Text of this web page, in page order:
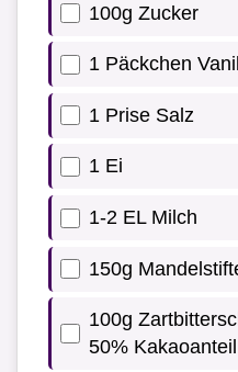
100g Zucker
1 Päckchen
1 Prise Salz
1 Ei
1-2 EL Milch
150g
100g
50% Kakaoanteil